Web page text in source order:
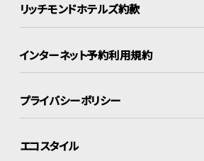
リッチモンドホテルズ約款
インターネット予約利用規約
プライバシーポリシー
エコスタイル